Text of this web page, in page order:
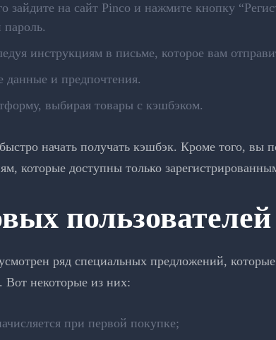
зайдите на сайт Pinco и нажмите кнопку
инструкциям в письме, которое вам
данные и предпочтения.
выбирая товары с кэшбэком.
начать получать кэшбэк. Кроме того, вы
которые доступны только
пользователей
ряд специальных предложений,
Вот некоторые из них:
при первой покупке;